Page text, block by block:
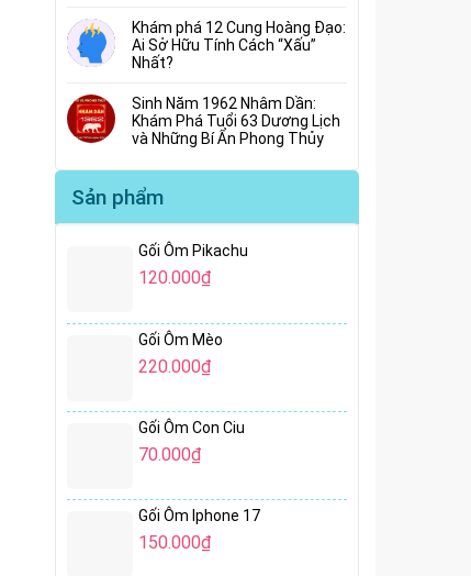
Khám phá 12 Cung Hoàng Đạo:
Ai Sở Hữu Tính Cách “Xấu”
Nhất?
Sinh Năm 1962 Nhâm Dần:
Khám Phá Tuổi 63 Dương Lịch
và Những Bí Ẩn Phong Thủy
Sản phẩm
Gối Ôm Pikachu
120.000₫
Gối Ôm Mèo
220.000₫
Gối Ôm Con Ciu
70.000₫
Gối Ôm Iphone 17
150.000₫